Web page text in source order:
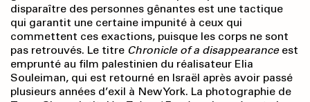
disparaître des personnes gênantes est une tactique
qui garantit une certaine impunité à ceux qui
commettent ces exactions, puisque les corps ne sont
pas retrouvés. Le titre Chronicle of a disappearanceest
emprunté au film palestinien du réalisateur Elia
Souleiman, qui est retourné en Israël après avoir passé
plusieurs années d’exil à New York. La photographie de